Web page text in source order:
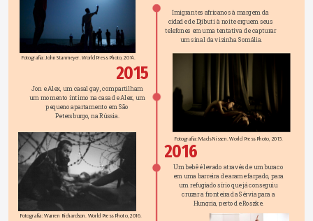
Imigrantes africanos à margem da
cidade de Djibuti à noite erguem seus
telefones em uma tentativa de capturar
um sinal da vizinha Somália.
Fotografia: John Stanmeyer. World Press Photo, 2014.
2015
Jon e Alex, um casal gay, compartilham
um momento íntimo na casa de Alex, um
pequeno apartamento em São
Petersburgo, na Rússia.
Fotografia: Mads Nissen. World Press Photo, 2015.
2016
Um bebê é levado através de um buraco
em uma barreira de arame farpado, para
um refugiado sírio que já conseguiu
cruzar a fronteira da Sérvia para a
Hungria, perto de Roszke.
Fotografia: Warren Richardson. World Press Photo, 2016.